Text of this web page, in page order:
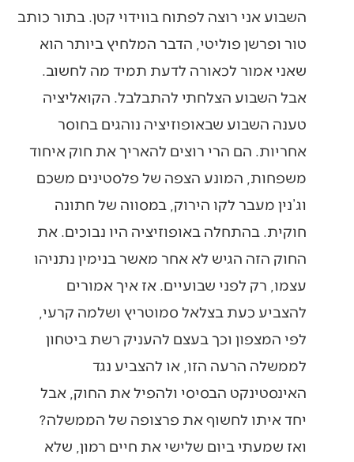
השבוע אני רוצה לפתוח בווידוי קטן. בתור כותב
טור ופרשן פוליטי, הדבר המלחיץ ביותר הוא
שאני אמור לכאורה לדעת תמיד מה לחשוב.
אבל השבוע הצלחתי להתבלבל. הקואליציה
טענה השבוע שבאופוזיציה נוהגים בחוסר
אחריות. הם הרי רוצים להאריך את חוק איחוד
משפחות, המונע הצפה של פלסטינים משכם
וג’נין מעבר לקו הירוק, במסווה של חתונה
חוקית. בהתחלה באופוזיציה היו נבוכים. את
החוק הזה הגיש לא אחר מאשר בנימין נתניהו
עצמו, רק לפני שבועיים. אז איך אמורים
להצביע כעת בצלאל סמוטריץ ושלמה קרעי,
לפי המצפון וכך בעצם להעניק רשת ביטחון
לממשלה הרעה הזו, או להצביע נגד
האינסטינקט הבסיסי ולהפיל את החוק, אבל
יחד איתו לחשוף את פרצופה של הממשלה?
ואז שמעתי ביום שלישי את חיים רמון, שלא